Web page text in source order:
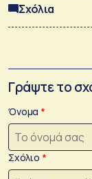
Σχόλια
Γράψτε το
Όνομα
Σχόλιο